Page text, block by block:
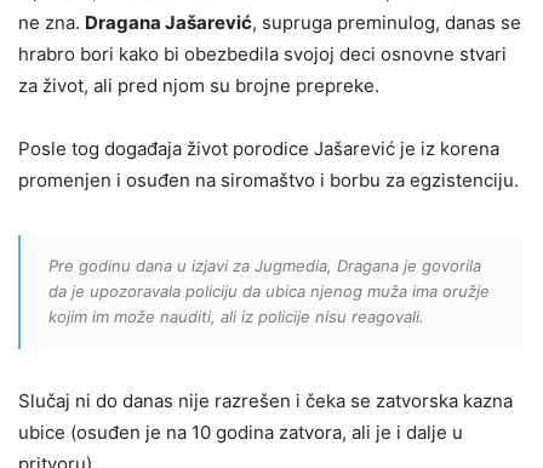
ne zna. Dragana Jašarević, supruga preminulog, danas se
hrabro bori kako bi obezbedila svojoj deci osnovne stvari
za život, ali pred njom su brojne prepreke.
Posle tog događaja život porodice Jašarević je iz korena
promenjen i osuđen na siromaštvo i borbu za egzistenciju.
Pre godinu dana u izjavi za Jugmedia, Dragana je govorila
da je upozoravala policiju da ubica njenog muža ima oružje
kojim im može nauditi, ali iz policije nisu reagovali.
Slučaj ni do danas nije razrešen i čeka se zatvorska kazna
ubice (osuđen je na 10 godina zatvora, ali je i dalje u